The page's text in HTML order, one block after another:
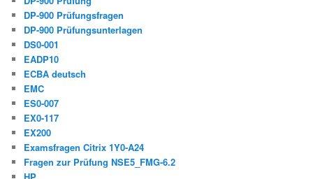
DP-900 Prüfungsfragen
DP-900 Prüfungsunterlagen
DS0-001
EADP10
ECBA deutsch
EMC
ES0-007
EX0-117
EX200
Examsfragen Citrix 1Y0-A24
Fragen zur Prüfung NSE5_FMG-6.2